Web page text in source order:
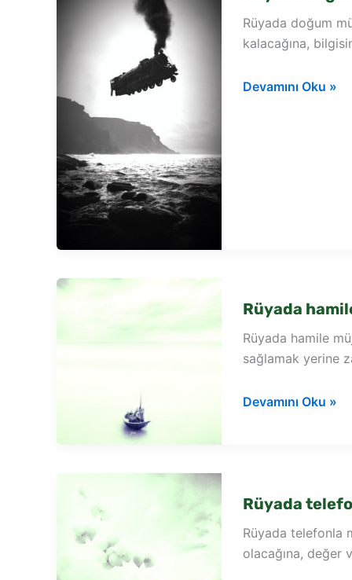
Rüyada doğum
kalacağına,
Rüyada
Devamını Oku »
Rüyada
Rüyada hamile
sağlamak yerine
Rüyada
Devamını Oku »
Rüyada
Rüyada telefonla
olacağına, değer